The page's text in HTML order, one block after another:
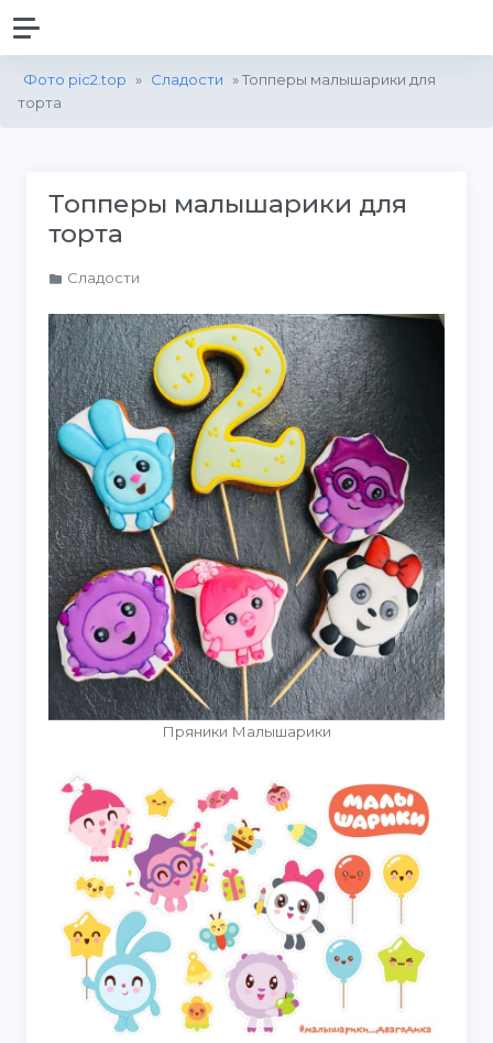
Фото pic2.top » Сладости
» Топперы малышарики для
торта
Топперы малышарики для
торта
Сладости
Пряники Малышарики